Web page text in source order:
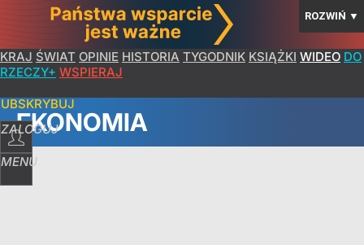
ROZWIŃ ▼
KRAJ ŚWIAT OPINIE HISTORIA TYGODNIK KSIĄŻKI WIDEO DO
RZECZY+ WSPIERAJ
ZALOGUJ
MENU
EKONOMIA